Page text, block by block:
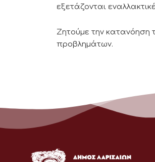
εξετάζονται
Ζητούμε την κατανόηση
προβλημάτων.